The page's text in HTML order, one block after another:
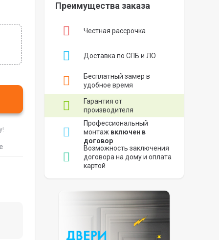
Преимущества заказа
Честная рассрочка
Доставка по СПБ и ЛО
Бесплатный замер в
удобное время
Гарантия от
производителя
Профессиональный
монтаж включен в
договор
Возможность заключения
договора на дому и оплата
картой